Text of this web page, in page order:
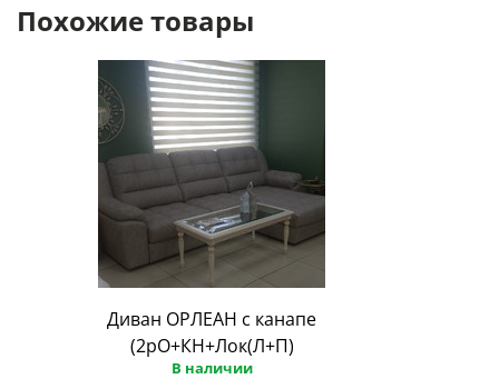
Похожие товары
Диван ОРЛЕАН с канапе
(2рО+КН+Лок(Л+П)
В наличии